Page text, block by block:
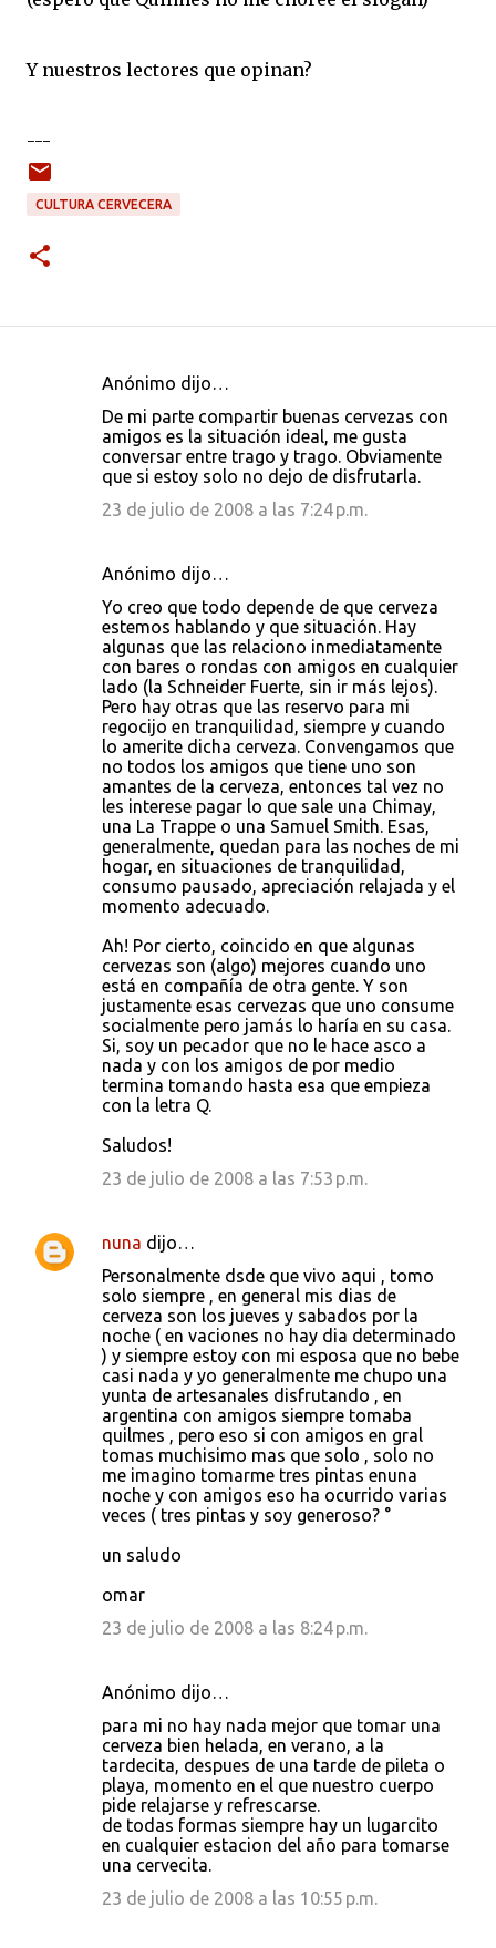
Y nuestros lectores que opinan?
---
CULTURA CERVECERA
Anónimo dijo…
De mi parte compartir buenas cervezas con
amigos es la situación ideal, me gusta
conversar entre trago y trago. Obviamente
que si estoy solo no dejo de disfrutarla.
23 de julio de 2008 a las 7:24 p.m.
Anónimo dijo…
Yo creo que todo depende de que cerveza
estemos hablando y que situación. Hay
algunas que las relaciono inmediatamente
con bares o rondas con amigos en cualquier
lado (la Schneider Fuerte, sin ir más lejos).
Pero hay otras que las reservo para mi
regocijo en tranquilidad, siempre y cuando
lo amerite dicha cerveza. Convengamos que
no todos los amigos que tiene uno son
amantes de la cerveza, entonces tal vez no
les interese pagar lo que sale una Chimay,
una La Trappe o una Samuel Smith. Esas,
generalmente, quedan para las noches de mi
hogar, en situaciones de tranquilidad,
consumo pausado, apreciación relajada y el
momento adecuado.
Ah! Por cierto, coincido en que algunas
cervezas son (algo) mejores cuando uno
está en compañía de otra gente. Y son
justamente esas cervezas que uno consume
socialmente pero jamás lo haría en su casa.
Si, soy un pecador que no le hace asco a
nada y con los amigos de por medio
termina tomando hasta esa que empieza
con la letra Q.
Saludos!
23 de julio de 2008 a las 7:53 p.m.
nuna dijo…
Personalmente dsde que vivo aqui , tomo
solo siempre , en general mis dias de
cerveza son los jueves y sabados por la
noche ( en vaciones no hay dia determinado
) y siempre estoy con mi esposa que no bebe
casi nada y yo generalmente me chupo una
yunta de artesanales disfrutando , en
argentina con amigos siempre tomaba
quilmes , pero eso si con amigos en gral
tomas muchisimo mas que solo , solo no
me imagino tomarme tres pintas enuna
noche y con amigos eso ha ocurrido varias
veces ( tres pintas y soy generoso? °
un saludo
omar
23 de julio de 2008 a las 8:24 p.m.
Anónimo dijo…
para mi no hay nada mejor que tomar una
cerveza bien helada, en verano, a la
tardecita, despues de una tarde de pileta o
playa, momento en el que nuestro cuerpo
pide relajarse y refrescarse.
de todas formas siempre hay un lugarcito
en cualquier estacion del año para tomarse
una cervecita.
23 de julio de 2008 a las 10:55 p.m.